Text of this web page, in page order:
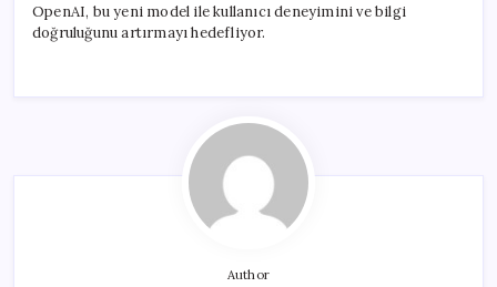
OpenAI, bu yeni model ile kullanıcı deneyimini ve bilgi
doğruluğunu artırmayı hedefliyor.
Author